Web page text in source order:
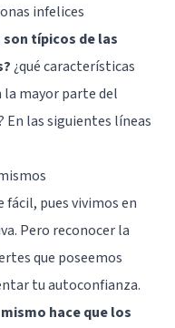
infelices
típicos de las
¿qué características
la mayor parte del
En las siguientes líneas
fácil, pues vivimos en
Pero reconocer la
que poseemos
tu autoconfianza.
hace que los